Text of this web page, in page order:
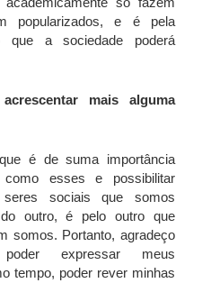
popularizados, e é pela
que a sociedade poderá
mais alguma
é de suma importância
como esses e possibilitar
seres sociais que somos
do outro, é pelo outro que
somos. Portanto, agradeço
expressar meus
tempo, poder rever minhas